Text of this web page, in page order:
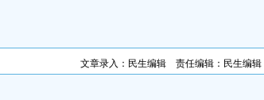
文章录入：民生编辑 责任编辑：民生编辑